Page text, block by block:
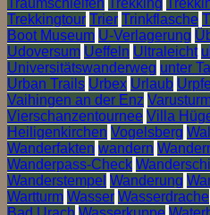
Trekkingtour Trier Trinkflasche
Boot Museum U-Verlagerung
Udoversum Ueffeln Ultraleicht
Universitätswanderweg unter
Urban Trails Urbex Urlaub
Vaihingen an der Enz
Vierschanzentournee Villa
Heiligenkirchen Vogelsberg
Wanderfakten wandern
Wanderpass-Check
Wanderstempel Wanderung
Wartturm Wasser Wasserdrache